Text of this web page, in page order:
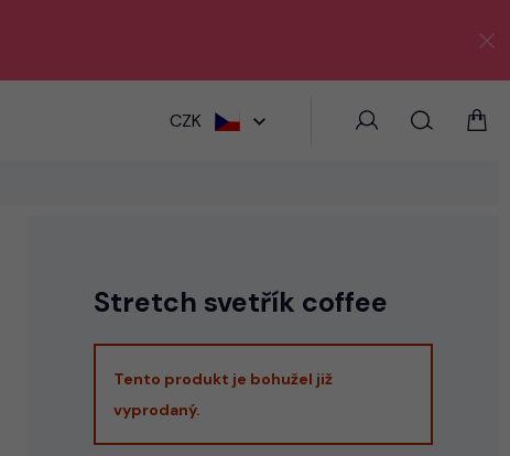
CZK
Stretch svetřík coffee
Tento produkt je bohužel již
vyprodaný.